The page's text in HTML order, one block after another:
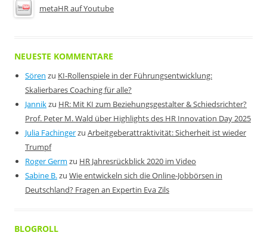
metaHR auf Youtube
NEUESTE KOMMENTARE
Sören zu KI-Rollenspiele in der Führungsentwicklung:
Skalierbares Coaching für alle?
Jannikzu HR: Mit KI zum Beziehungsgestalter & Schiedsrichter?
Prof. Peter M. Wald über Highlights des HR Innovation Day 2025
Julia Fachingerzu Arbeitgeberattraktivität: Sicherheit ist wieder
Trumpf
Roger Germ zu HR Jahresrückblick 2020 im Video
Sabine B.zu Wie entwickeln sich die Online-Jobbörsen in
Deutschland? Fragen an Expertin Eva Zils
BLOGROLL